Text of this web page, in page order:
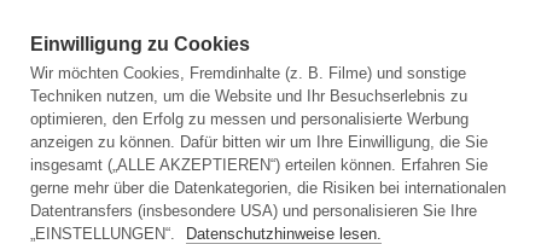
Adresseingabe
Adresseingabe
Einwilligung zu Cookies
Wir möchten Cookies, Fremdinhalte (z. B. Filme) und sonstige
Techniken nutzen, um die Website und Ihr Besuchserlebnis zu
optimieren, den Erfolg zu messen und personalisierte Werbung
anzeigen zu können. Dafür bitten wir um Ihre Einwilligung, die Sie
insgesamt („ALLE AKZEPTIEREN“) erteilen können. Erfahren Sie
gerne mehr über die Datenkategorien, die Risiken bei internationalen
Datentransfers (insbesondere USA) und personalisieren Sie Ihre
„EINSTELLUNGEN“.
Datenschutzhinweise lesen.